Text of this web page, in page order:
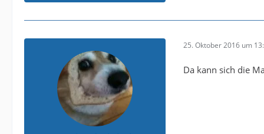
25. Oktober 2016 um
Da kann sich die